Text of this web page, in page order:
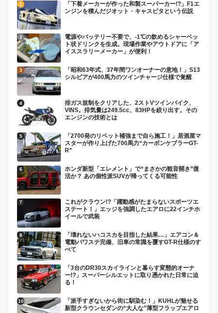
「下着メーカーが作った和製スーパーカー!?」F1エ
ンジンを積んだジオット・キャスピタという伝説
電源やバッテリー不要で、-1℃の飲めるシャーベッ
ト状ドリンクを生成。現場作業やアウトドアに「ア
イススラリーメーカー」が便利！
「昭和63年式、37年間ワンオーナーの意地！」S13
シルビアが400馬力のツインチャージ仕様で覚醒
排ガス規制をクリアした、2ストVツインバイク、
VINS。排気量は249.5cc、83HPを絞り出す。その
エンジンの技術とは
「2700発のリベット補強まで自ら施工！」居酒屋マ
スターが作り上げた700馬力“カーボンケブラーGT-
R”
ホンダ新型「エレメント」で“まさかの観音開き”復
活か？ あの個性派SUVが帰ってくる可能性
これがクラウン!?「躍動感がたまらないスポーツエ
ステート！」エッジを強調したエアロに22インチホ
イールで武装
「壊れないハコスカを目指した結果…」エアコン＆
電動パワステ完備、旧車の常識を覆すGT-R仕様のす
べて
「3台のDR30スカイラインと暮らす変態的オーナ
ー!?」スーパーシルエットに取り憑かれた日常に迫
る！
「派手すぎないから街に馴染む！」KUHLが魅せる
新型クラウンセダンの“大人な”薄型フラップエアロ